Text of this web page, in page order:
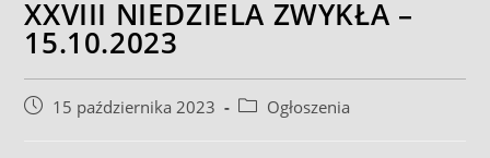
XXVIII NIEDZIELA ZWYKŁA –
15.10.2023
Post15 października 2023
PostOgłoszenia